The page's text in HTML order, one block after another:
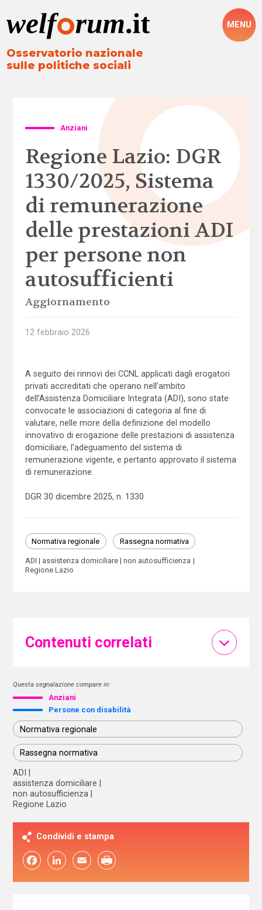
Osservatorio nazionale
sulle politiche sociali
MENU
Anziani
Regione Lazio: DGR
1330/2025, Sistema
di remunerazione
delle prestazioni ADI
per persone non
autosufficienti
Aggiornamento
12 febbraio 2026
A seguito dei rinnovi dei CCNL applicati dagli erogatori
privati accreditati che operano nell’ambito
dell’Assistenza Domiciliare Integrata (ADI), sono state
convocate le associazioni di categoria al fine di
valutare, nelle more della definizione del modello
innovativo di erogazione delle prestazioni di assistenza
domiciliare, l’adeguamento del sistema di
remunerazione vigente, e pertanto approvato il sistema
di remunerazione.
DGR 30 dicembre 2025, n. 1330
Normativa regionale Rassegna normativa
ADI assistenza domiciliare
non autosufficienza
Regione Lazio
Contenuti correlati
Questa segnalazione compare in:
Anziani
Persone con disabilità
Normativa regionale
Rassegna normativa
ADI
assistenza domiciliare
non autosufficienza
Regione Lazio
Condividi e stampa
FacebookLinkedIn Email